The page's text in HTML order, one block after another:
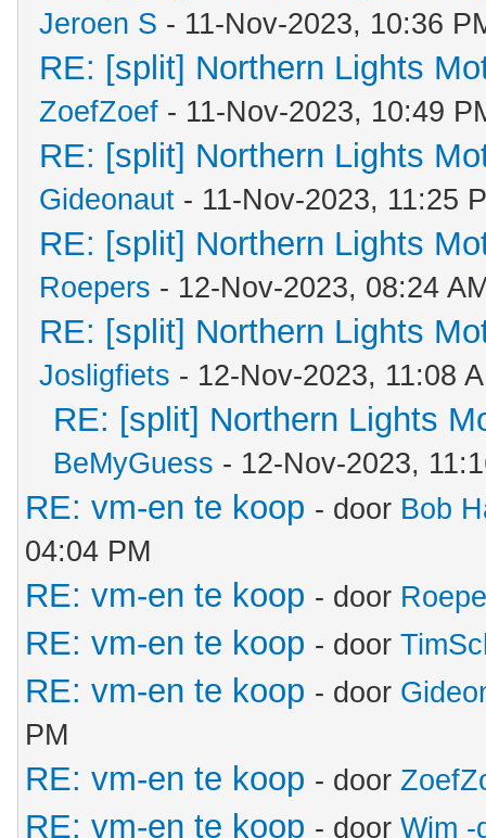
Jeroen S - 11-Nov-2023, 10:36
RE: [split] Northern Lights
ZoefZoef - 11-Nov-2023, 10:49
RE: [split] Northern Lights
Gideonaut - 11-Nov-2023, 11:25
RE: [split] Northern Lights
Roepers - 12-Nov-2023, 08:24
RE: [split] Northern Lights
Josligfiets - 12-Nov-2023, 11:08
RE: [split] Northern Lights
BeMyGuess - 12-Nov-2023,
RE: vm-en te koop - door Bob
04:04 PM
RE: vm-en te koop - door
RE: vm-en te koop - door
RE: vm-en te koop - door
PM
RE: vm-en te koop - door
RE: vm-en te koop - door Wim -